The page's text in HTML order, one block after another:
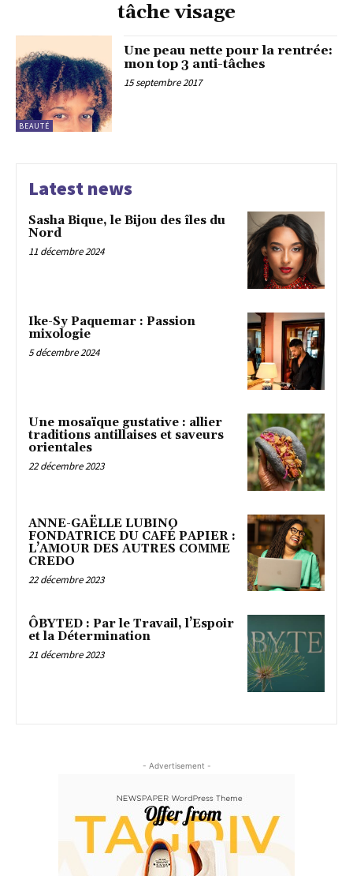
tâche visage
BEAUTÉ
Une peau nette pour la rentrée:
mon top 3 anti-tâches
15 septembre 2017
Latest news
Sasha Bique, le Bijou des îles du
Nord
11 décembre 2024
Ike-Sy Paquemar : Passion
mixologie
5 décembre 2024
Une mosaïque gustative : allier
traditions antillaises et saveurs
orientales
22 décembre 2023
ANNE-GAËLLE LUBINO
FONDATRICE DU CAFÉ PAPIER :
L’AMOUR DES AUTRES COMME
CREDO
22 décembre 2023
ÔBYTED : Par le Travail, l’Espoir
et la Détermination
21 décembre 2023
- Advertisement -